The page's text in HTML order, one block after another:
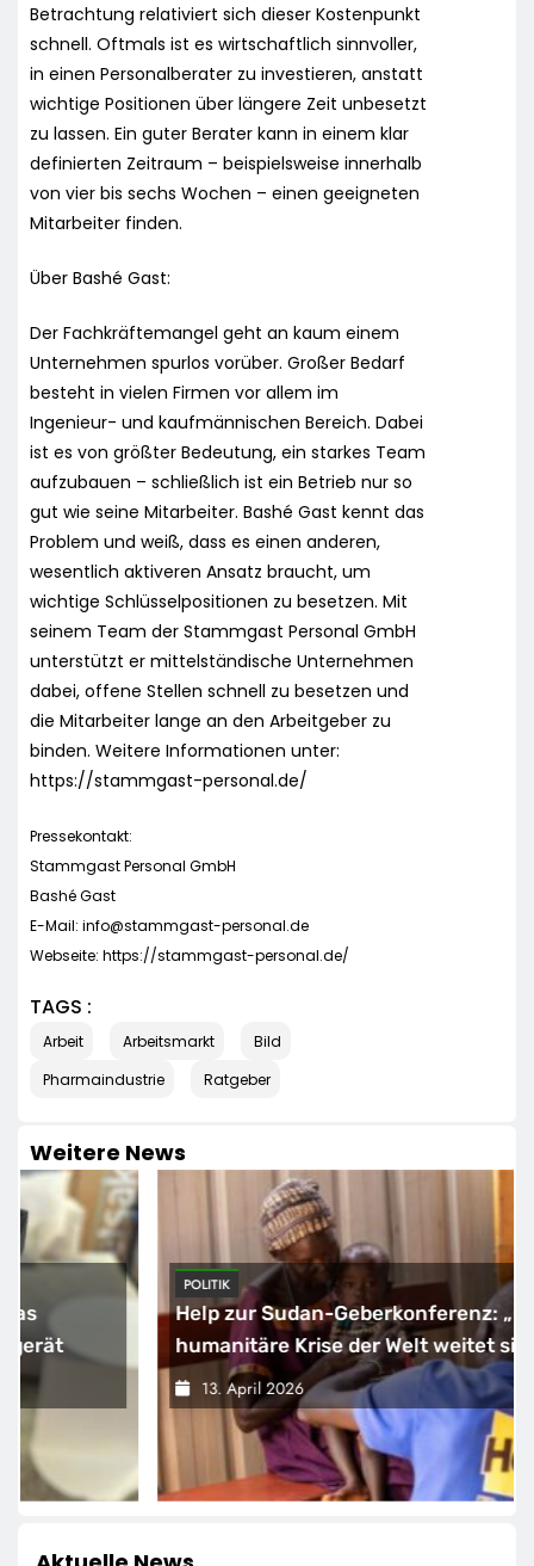
Betrachtung relativiert sich dieser Kostenpunkt
schnell. Oftmals ist es wirtschaftlich sinnvoller,
in einen Personalberater zu investieren, anstatt
wichtige Positionen über längere Zeit unbesetzt
zu lassen. Ein guter Berater kann in einem klar
definierten Zeitraum – beispielsweise innerhalb
von vier bis sechs Wochen – einen geeigneten
Mitarbeiter finden.
Über Bashé Gast:
Der Fachkräftemangel geht an kaum einem
Unternehmen spurlos vorüber. Großer Bedarf
besteht in vielen Firmen vor allem im
Ingenieur- und kaufmännischen Bereich. Dabei
ist es von größter Bedeutung, ein starkes Team
aufzubauen – schließlich ist ein Betrieb nur so
gut wie seine Mitarbeiter. Bashé Gast kennt das
Problem und weiß, dass es einen anderen,
wesentlich aktiveren Ansatz braucht, um
wichtige Schlüsselpositionen zu besetzen. Mit
seinem Team der Stammgast Personal GmbH
unterstützt er mittelständische Unternehmen
dabei, offene Stellen schnell zu besetzen und
die Mitarbeiter lange an den Arbeitgeber zu
binden. Weitere Informationen unter:
https://stammgast-personal.de/
Pressekontakt:
Stammgast Personal GmbH
Bashé Gast
E-Mail: info@stammgast-personal.de
Webseite: https://stammgast-personal.de/
TAGS :
Arbeit Arbeitsmarkt
Bild
Pharmaindustrie
Ratgeber
Weitere News
Help zur Sudan-Geberkonferenz: „Größte
humanitäre Krise der Welt weitet sich aus“
13. April 2026